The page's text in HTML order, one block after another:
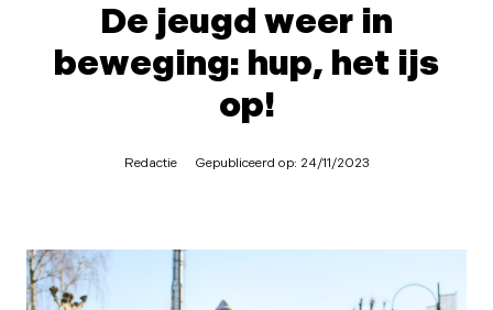
De jeugd weer in
beweging: hup, het ijs
op!
Redactie Gepubliceerd op: 24/11/2023